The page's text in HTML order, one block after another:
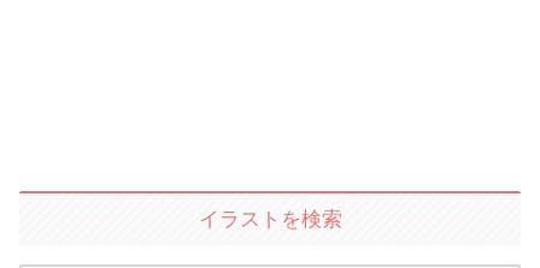
イラストを検索